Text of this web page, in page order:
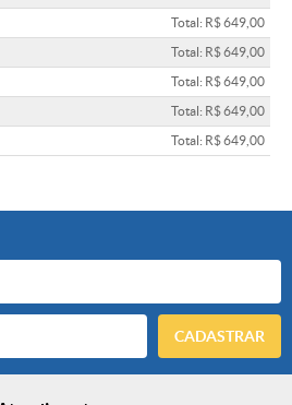
Total: R$ 649,00
Total: R$ 649,00
Total: R$ 649,00
Total: R$ 649,00
Total: R$ 649,00
CADASTRAR